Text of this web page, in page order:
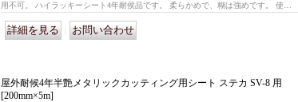
用不可。 ハイラッキーシート4年耐侯品です。 柔らかめで、糊は強めです。 使…
屋外耐候4年半艶メタリックカッティング用シート ステカ SV-8 用
[200mm×5m]